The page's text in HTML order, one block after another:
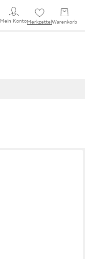
Mein KontoMerkzettel Warenkorb